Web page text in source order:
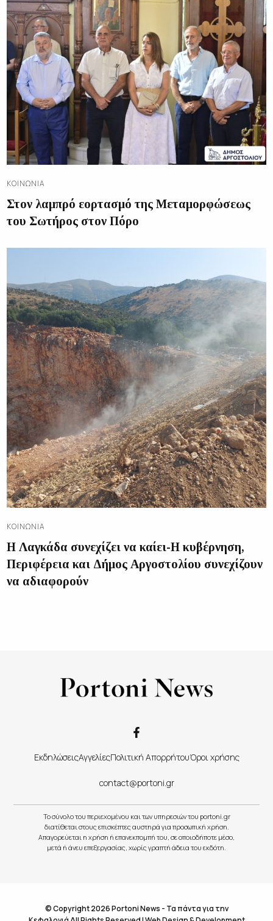
ΚΟΙΝΩΝΊΑ
Στον λαμπρό εορτασμό της Μεταμορφώσεως
του Σωτήρος στον Πόρο
ΚΟΙΝΩΝΊΑ
Η Λαγκάδα συνεχίζει να καίει-Η κυβέρνηση,
Περιφέρεια και Δήμος Αργοστολίου συνεχίζουν
να αδιαφορούν
ΕκδηλώσειςΑγγελίεςΠολιτική ΑπορρήτουΌροι χρήσης
contact@portoni.gr
Το σύνολο του περιεχομένου και των υπηρεσιών του portoni.gr
διατίθεται στους επισκέπτες αυστηρά για προσωπική χρήση.
Απαγορεύεται η χρήση ή επανεκπομπή του, σε οποιοδήποτε μέσο,
μετά ή άνευ επεξεργασίας, χωρίς γραπτή άδεια του εκδότη.
© Copyright 2026 Portoni News - Τα πάντα για την